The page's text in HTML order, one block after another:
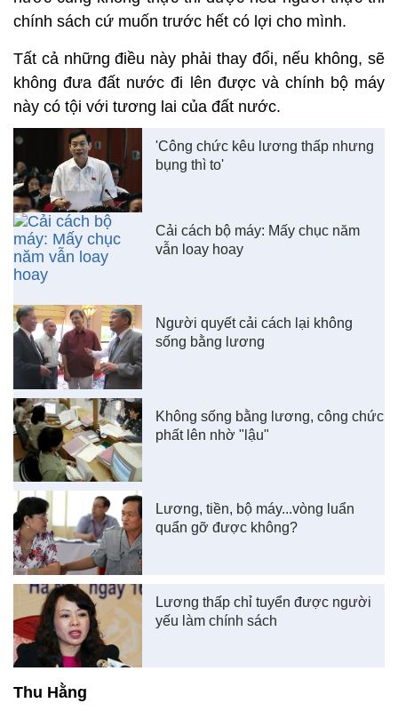
chính sách cứ muốn trước hết có lợi cho mình.
Tất cả những điều này phải thay đổi, nếu không, sẽ
không đưa đất nước đi lên được và chính bộ máy
này có tội với tương lai của đất nước.
'Công chức kêu lương thấp nhưng
bụng thì to'
Cải cách bộ máy: Mấy chục năm
vẫn loay hoay
Người quyết cải cách lại không
sống bằng lương
Không sống bằng lương, công chức
phất lên nhờ "lậu"
Lương, tiền, bộ máy...vòng luẩn
quẩn gỡ được không?
Lương thấp chỉ tuyển được người
yếu làm chính sách
Thu Hằng